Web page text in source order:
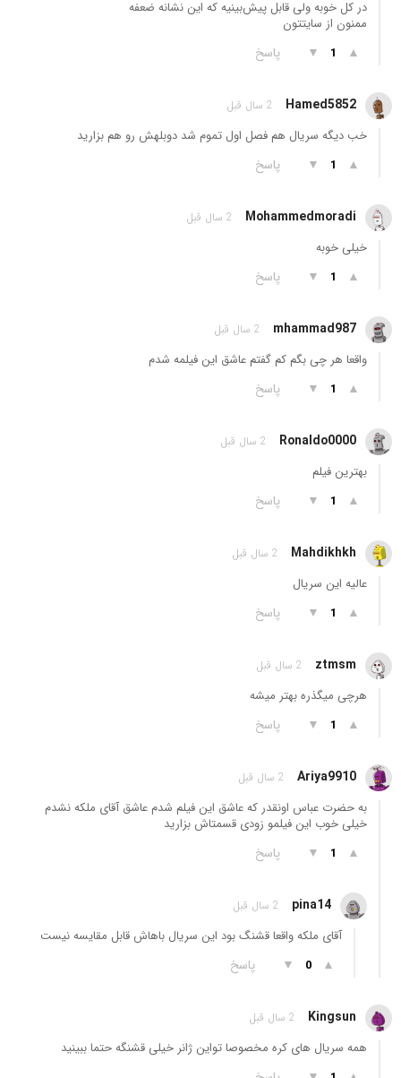
در کل خوبه ولی قابل پیش‌بینیه که این نشانه ضعفه
ممنون از سایتتون
▲
1
▼ پاسخ
Hamed5852 2 سال قبل
خب دیگه سریال هم فصل اول تموم شد دوبلهش رو هم بزارید
▲
1
▼ پاسخ
Mohammedmoradi 2 سال قبل
خیلی خوبه
▲
1
▼ پاسخ
mhammad987 2 سال قبل
واقعا هر چی بگم کم گفتم عاشق این فیلمه شدم
▲
1
▼ پاسخ
Ronaldo0000 2 سال قبل
بهترین فیلم
▲
1
▼ پاسخ
Mahdikhkh 2 سال قبل
عالیه این سریال
▲
1
▼ پاسخ
ztmsm 2 سال قبل
هرچی میگذره بهتر میشه
▲
1
▼ پاسخ
Ariya9910 2 سال قبل
به حضرت عباس اونقدر که عاشق این فیلم شدم عاشق آقای ملکه نشدم
خیلی خوب این فیلمو زودی قسمتاش بزارید
▲
1
▼ پاسخ
pina14 2 سال قبل
آقای ملکه واقعا قشنگ بود این سریال باهاش قابل مقایسه نیست
▲
0
▼ پاسخ
Kingsun 2 سال قبل
همه سریال های کره مخصوصا تواین ژانر خیلی قشنگه حتما ببینید